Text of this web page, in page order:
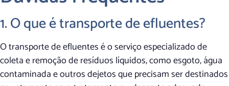
1. O que é transporte de efluentes?
O transporte de efluentes é o serviço especializado de
coleta e remoção de resíduos líquidos, como esgoto, água
contaminada e outros dejetos que precisam ser destinados